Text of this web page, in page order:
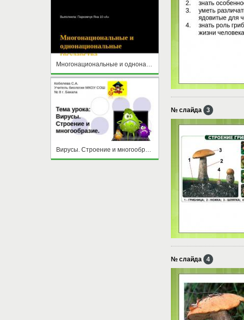
Многонациональные и однонациональные государства
Вирусы. Строение и многообразие
№ слайда 3
№ слайда 4